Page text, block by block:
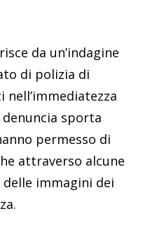
da un’indagine
di polizia di
sporta
permesso di
attraverso alcune
immagini dei